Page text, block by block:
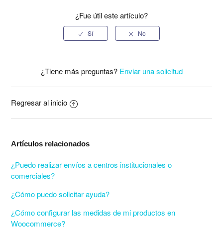
¿Fue útil este artículo?
¿Tiene más preguntas? Enviar una solicitud
Regresar al inicio
Artículos relacionados
¿Puedo realizar envíos a centros institucionales o
comerciales?
¿Cómo puedo solicitar ayuda?
¿Cómo configurar las medidas de mi productos en
Woocommerce?